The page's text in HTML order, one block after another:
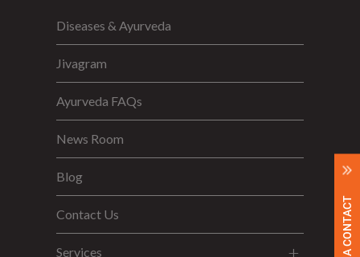
Diseases & Ayurveda
Jivagram
Ayurveda FAQs
News Room
Blog
Contact Us
Services